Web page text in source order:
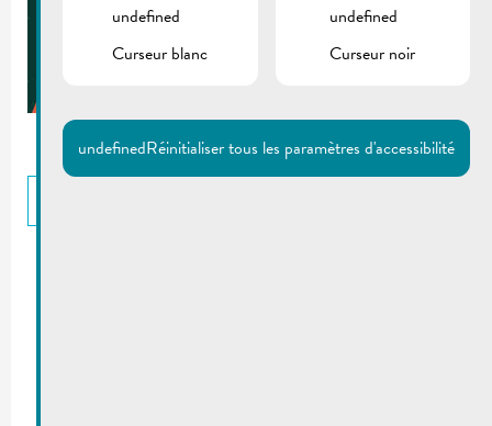
undefined
Curseur blanc
undefined
Curseur noir
undefinedRéinitialiser tous les paramètres d'accessibilité